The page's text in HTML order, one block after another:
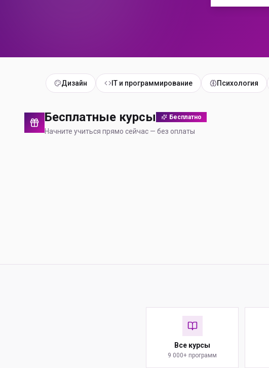
Дизайн IT и программирование Психология
Бесплатные курсы Бесплатно
Начните учиться прямо сейчас — без оплаты
Все курсы
9 000+ программ